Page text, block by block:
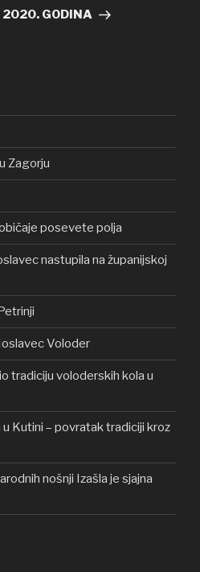
2020. GODINA
Zagorju
posevete polja
nastupila na županijskoj
Voloder
tradiciju voloderskih kola u
Kutini – povratak tradiciji kroz
nošnji Izašla je sjajna